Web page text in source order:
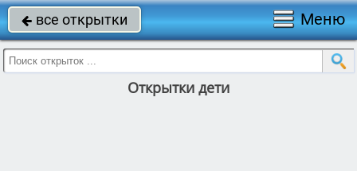
 все открытки Меню
Открытки дети